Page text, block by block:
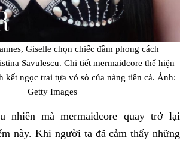
Giselle chọn chiếc đầm phong cách
Savulescu. Chi tiết mermaidcore thể hiện
kết ngọc trai tựa vỏ sò của nàng tiên cá. Ảnh:
Getty Images
nhiên mà mermaidcore quay trở lại
này. Khi người ta đã cảm thấy những